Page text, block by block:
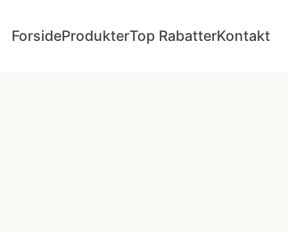
ForsideProdukterTop RabatterKontakt